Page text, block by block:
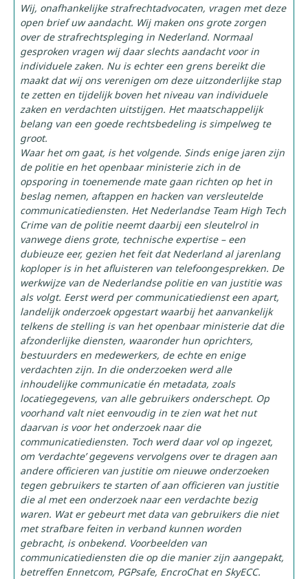
Wij, onafhankelijke strafrechtadvocaten, vragen met deze
open brief uw aandacht. Wij maken ons grote zorgen
over de strafrechtspleging in Nederland. Normaal
gesproken vragen wij daar slechts aandacht voor in
individuele zaken. Nu is echter een grens bereikt die
maakt dat wij ons verenigen om deze uitzonderlijke stap
te zetten en tijdelijk boven het niveau van individuele
zaken en verdachten uitstijgen. Het maatschappelijk
belang van een goede rechtsbedeling is simpelweg te
groot.
Waar het om gaat, is het volgende. Sinds enige jaren zijn
de politie en het openbaar ministerie zich in de
opsporing in toenemende mate gaan richten op het in
beslag nemen, aftappen en hacken van versleutelde
communicatiediensten. Het Nederlandse Team High Tech
Crime van de politie neemt daarbij een sleutelrol in
vanwege diens grote, technische expertise – een
dubieuze eer, gezien het feit dat Nederland al jarenlang
koploper is in het afluisteren van telefoongesprekken. De
werkwijze van de Nederlandse politie en van justitie was
als volgt. Eerst werd per communicatiedienst een apart,
landelijk onderzoek opgestart waarbij het aanvankelijk
telkens de stelling is van het openbaar ministerie dat die
afzonderlijke diensten, waaronder hun oprichters,
bestuurders en medewerkers, de echte en enige
verdachten zijn. In die onderzoeken werd alle
inhoudelijke communicatie én metadata, zoals
locatiegegevens, van alle gebruikers onderschept. Op
voorhand valt niet eenvoudig in te zien wat het nut
daarvan is voor het onderzoek naar die
communicatiediensten. Toch werd daar vol op ingezet,
om ‘verdachte’ gegevens vervolgens over te dragen aan
andere officieren van justitie om nieuwe onderzoeken
tegen gebruikers te starten of aan officieren van justitie
die al met een onderzoek naar een verdachte bezig
waren. Wat er gebeurt met data van gebruikers die niet
met strafbare feiten in verband kunnen worden
gebracht, is onbekend. Voorbeelden van
communicatiediensten die op die manier zijn aangepakt,
betreffen Ennetcom, PGPsafe, EncroChat en SkyECC.